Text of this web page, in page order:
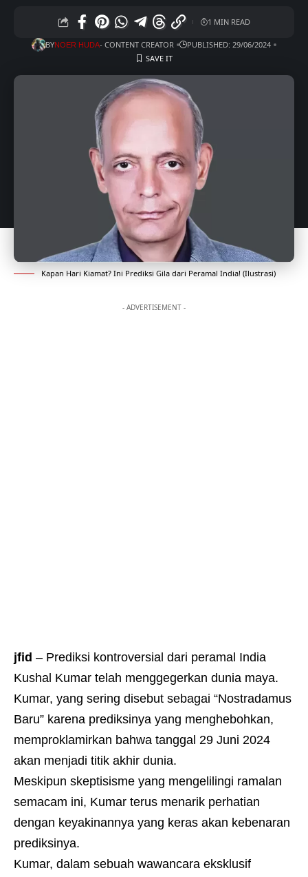
BYNOER HUDA- CONTENT CREATOR PUBLISHED: 29/06/2024
1 MIN READ
Kapan Hari Kiamat? Ini Prediksi Gila dari Peramal India! (Ilustrasi)
- ADVERTISEMENT -
jfid – Prediksi kontroversial dari peramal India
Kushal Kumar telah menggegerkan dunia maya.
Kumar, yang sering disebut sebagai “Nostradamus
Baru” karena prediksinya yang menghebohkan,
memproklamirkan bahwa tanggal 29 Juni 2024
akan menjadi titik akhir dunia.
Meskipun skeptisisme yang mengelilingi ramalan
semacam ini, Kumar terus menarik perhatian
dengan keyakinannya yang keras akan kebenaran
prediksinya.
Kumar, dalam sebuah wawancara eksklusif